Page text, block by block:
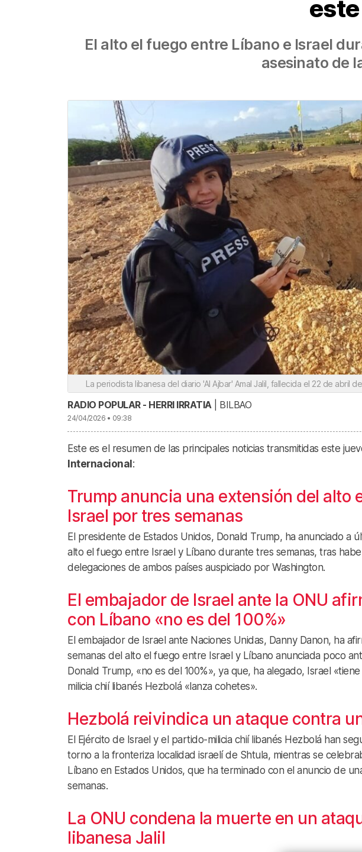
El alto el fuego entre Líbano e Israel
asesinato de
La periodista libanesa del diario 'Al Ajbar' Amal Jalil, fallecida el 22 de abril
RADIO POPULAR - HERRI IRRATIA| BILBAO
24/04/2026 • 09:38
Este es el resumen de las principales noticias transmitidas este
Internacional :
Trump anuncia una extensión del alto
Israel por tres semanas
El presidente de Estados Unidos, Donald Trump, ha anunciado a
alto el fuego entre Israel y Líbano durante tres semanas, tras
delegaciones de ambos países auspiciado por Washington.
El embajador de Israel ante la ONU
con Líbano «no es del 100%»
El embajador de Israel ante Naciones Unidas, Danny Danon, ha
semanas del alto el fuego entre Israel y Líbano anunciada poco
Donald Trump, «no es del 100%», ya que, ha alegado, Israel
milicia chií libanés Hezbolá «lanza cohetes».
Hezbolá reivindica un ataque contra
El Ejército de Israel y el partido-milicia chií libanés Hezbolá han
torno a la fronteriza localidad israelí de Shtula, mientras se
Líbano en Estados Unidos, que ha terminado con el anuncio de
semanas.
La ONU condena la muerte en un
libanesa Jalil